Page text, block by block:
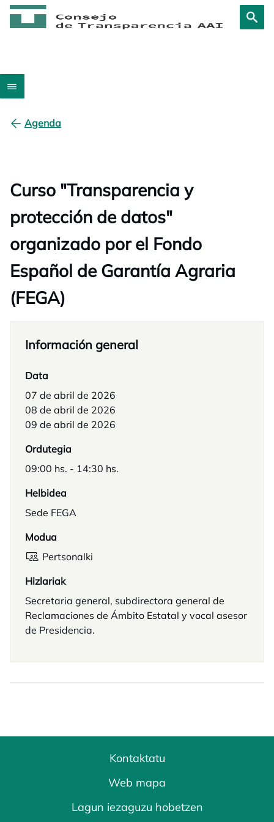
Agenda
Curso "Transparencia y
protección de datos"
organizado por el Fondo
Español de Garantía Agraria
(FEGA)
Información general
Data
07 de abril de 2026
08 de abril de 2026
09 de abril de 2026
Ordutegia
09:00 hs. - 14:30 hs.
Helbidea
Sede FEGA
Modua
Pertsonalki
Hizlariak
Secretaria general, subdirectora general de
Reclamaciones de Ámbito Estatal y vocal asesor
de Presidencia.
Kontaktatu
Web mapa
Lagun iezaguzu hobetzen